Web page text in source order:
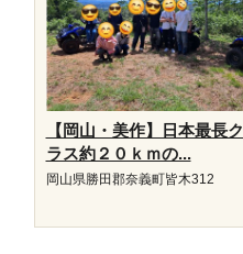
【岡山・美作】日本最長ク
ラス約２０ｋｍの...
岡山県勝田郡奈義町皆木312